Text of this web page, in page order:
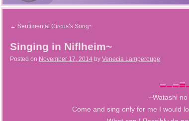
← Sentimental Circus’s Song~
Singing in Niflheim~
Posted on November 17, 2014 by Venecia Lamperouge
~Watashi no
Come and sing only for me I would